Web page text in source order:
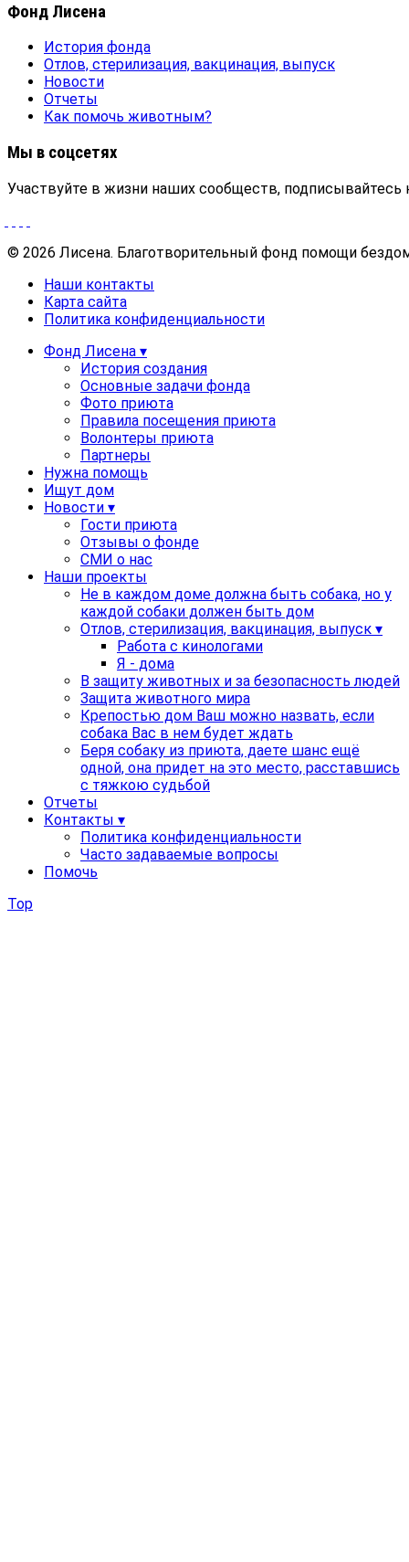
Фонд Лисена
История фонда
Отлов, стерилизация, вакцинация, выпуск
Новости
Отчеты
Как помочь животным?
Мы в соцсетях
Участвуйте в жизни наших сообществ,
© 2026 Лисена. Благотворительный фонд помощи
Наши контакты
Карта сайта
Политика конфиденциальности
Фонд Лисена ▾
История создания
Основные задачи фонда
Фото приюта
Правила посещения приюта
Волонтеры приюта
Партнеры
Нужна помощь
Ищут дом
Новости ▾
Гости приюта
Отзывы о фонде
СМИ о нас
Наши проекты
Не в каждом доме должна быть собака, но у
каждой собаки должен быть дом
Отлов, стерилизация, вакцинация, выпуск ▾
Работа с кинологами
Я - дома
В защиту животных и за безопасность людей
Защита животного мира
Крепостью дом Ваш можно назвать, если
собака Вас в нем будет ждать
Беря собаку из приюта, даете шанс ещё
одной, она придет на это место, расставшись
с тяжкою судьбой
Отчеты
Контакты ▾
Политика конфиденциальности
Часто задаваемые вопросы
Помочь
Top